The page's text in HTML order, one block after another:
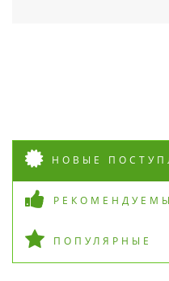
НОВЫЕ
ПОПУЛЯРНЫЕ